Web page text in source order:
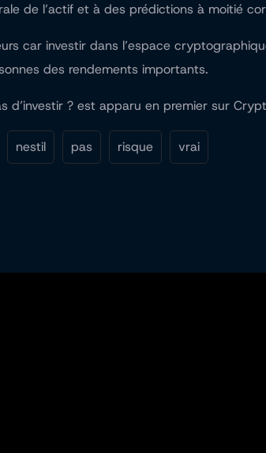
de l’actif et à des prédictions à moitié
car investir dans l’espace
des rendements importants.
d’investir ? est apparu en premier sur
nestil pas risque vrai